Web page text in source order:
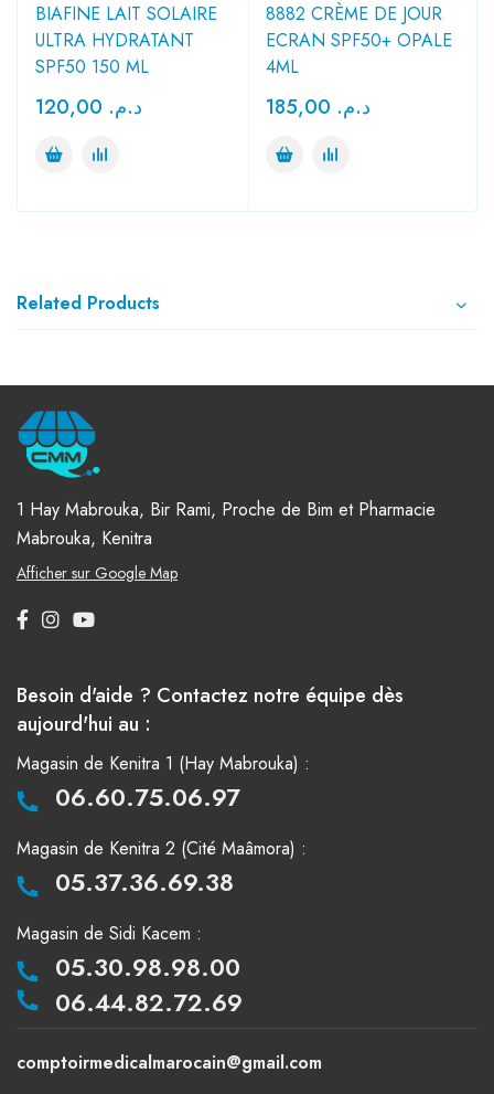
BIAFINE LAIT SOLAIRE
ULTRA HYDRATANT
SPF50 150 ML
د.م.
8882 CRÈME DE JOUR
ECRAN SPF50+ OPALE
4ML
د.م.
Related Products
1 Hay Mabrouka, Bir Rami, Proche de Bim et Pharmacie
Mabrouka, Kenitra
Afficher sur Google Map
Besoin d'aide ? Contactez notre équipe dès
aujourd'hui au :
Magasin de Kenitra 1 (Hay Mabrouka) :
06.60.75.06.97
Magasin de Kenitra 2 (Cité Maâmora) :
05.37.36.69.38
Magasin de Sidi Kacem :
05.30.98.98.00
06.44.82.72.69
comptoirmedicalmarocain@gmail.com